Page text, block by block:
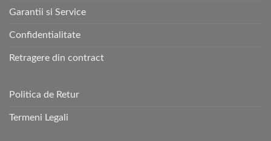
Garantii si Service
Confidentialitate
Retragere din contract
Politica de Retur
Termeni Legali